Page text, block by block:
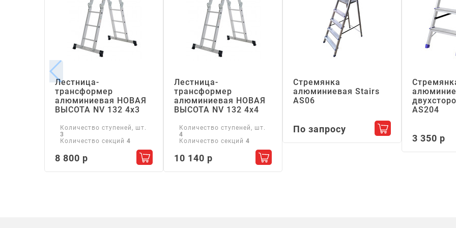
Лестница-
трансформер
алюминиевая НОВАЯ
ВЫСОТА NV 132 4х3
Количество ступеней, шт.
3
Количество секций 4
8 800 р Добавить в корзину
Лестница-
трансформер
алюминиевая НОВАЯ
ВЫСОТА NV 132 4х4
Количество ступеней, шт.
4
Количество секций 4
10 140 р Добавить в корзину
Стремянка
алюминиевая Stairs
АS06
По запросу Добавить в корзину
АS204
3 350 р